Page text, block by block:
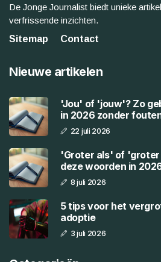
De Jonge Journalist biedt unieke
verfrissende inzichten.
Sitemap
Contact
Nieuwe artikelen
'Jou' of 'jouw'? Zo
in 2026 zonder
22 juli 2026
'Groter als' of 'groter
deze woorden in
8 juli 2026
5 tips voor het
adoptie
3 juli 2026